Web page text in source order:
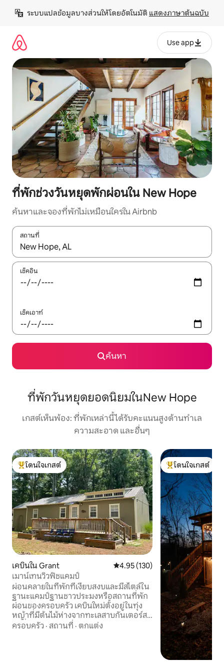
เนื้อหา
ระบบแปลข้อมูลบางส่วนให้โดยอัตโนมัติ แสดงภาษาต้นฉบับ
Use app
ที่พักช่วงวันหยุดพักผ่อนใน New Hope
ค้นหาและจองที่พักไม่เหมือนใครใน Airbnb
สถานที่
ใช้ลูกศรขึ้นลง หรือใช้การสัมผัสหรือปัด เพื่อสำรวจผลการค้นหา
เช็คอิน
เช็คเอาท์
ค้นหา
ที่พักวันหยุดยอดนิยมในNew Hope
เกสต์เห็นพ้อง: ที่พักเหล่านี้ได้รับคะแนนสูงด้านทำเล
ความสะอาด และอื่นๆ
โดนใจเกสต์ที่สุด
โดนใจเกสต์
เคบินใน Grant คะแนนเฉลี่ย 4.95 จาก 5, 130 รีวิว
4.95 (130)
เมาน์เทนวิวฟิชแคมป์
ผ่อนคลายในที่พักที่เงียบสงบและมีสไตล์ใน
ฐานะแคมป์ฐานชาวประมงหรือสถานที่พัก
ผ่อนของครอบครัว เคบินใหม่ตั้งอยู่ในทุ่ง
หญ้าที่มีต้นไม้ห่างจากทะเลสาบกันเตอร์สวิ
ลล์ที่สวยงาม 600 หลา 2 นาทีถึงทางลาดเรือ
ครอบครัว · สถานที่ · ตกแต่ง
โดนใจเกสต์ที่สุด
โดนใจเกสต์